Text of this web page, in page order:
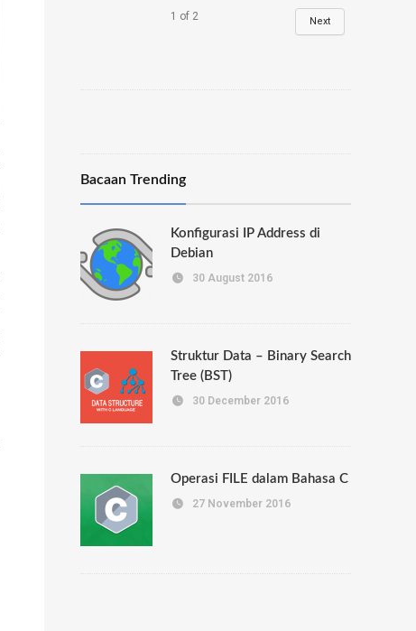
1 of 2 Next
Bacaan Trending
Konfigurasi IP Address di
Debian
30 August 2016
Struktur Data – Binary Search
Tree (BST)
30 December 2016
Operasi FILE dalam Bahasa C
27 November 2016